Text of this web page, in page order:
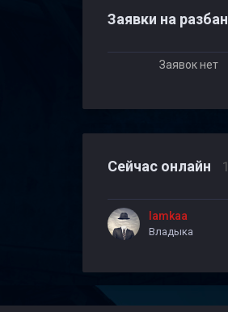
Заявки на разбан
Заявок нет
Сейчас онлайн 1
lamkaa
Владыка